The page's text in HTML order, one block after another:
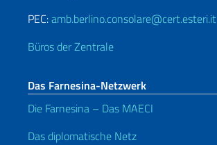
PEC:amb.berlino.consolare@cert.esteri.it
Büros der Zentrale
Das Farnesina-Netzwerk
Die Farnesina – Das MAECI
Das diplomatische Netz